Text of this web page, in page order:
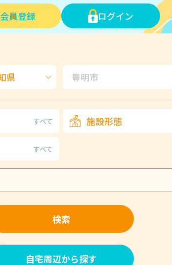
会員登録 ログイン
すべて 施設形態
すべて
検索
自宅周辺から探す